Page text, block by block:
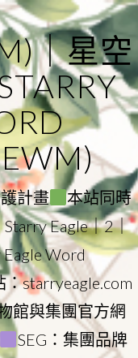
｜星空
計畫
本站同時
Eagle｜2｜
Word
starryeagle.com
館與集團官方網
SEG：集團品牌